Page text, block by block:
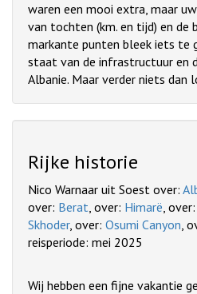
waren een mooi extra, maar
van tochten (km. en tijd) en de
markante punten bleek iets te
staat van de infrastructuur en
Albanie. Maar verder niets dan
Rijke historie
Nico Warnaar uit Soest over:
over: Berat, over: Himarë, over:
Skhoder, over: Osumi Canyon,
reisperiode: mei 2025
Wij hebben een fijne vakantie